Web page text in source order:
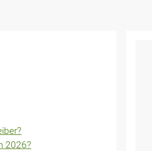
2026?